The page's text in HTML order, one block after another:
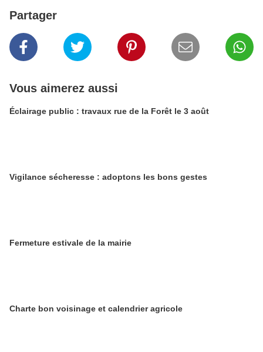
Partager
Vous aimerez aussi
Éclairage public : travaux rue de la Forêt le 3 août
Vigilance sécheresse : adoptons les bons gestes
​​​​​​​Fermeture estivale de la mairie
Charte bon voisinage et calendrier agricole